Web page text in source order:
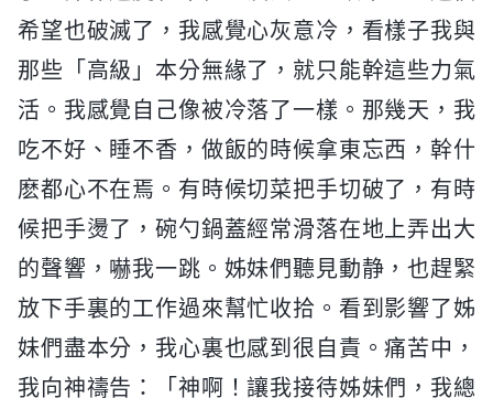
希望也破滅了，我感覺心灰意冷，看樣子我與
那些「高級」本分無緣了，就只能幹這些力氣
活。我感覺自己像被冷落了一樣。那幾天，我
吃不好、睡不香，做飯的時候拿東忘西，幹什
麽都心不在焉。有時候切菜把手切破了，有時
候把手燙了，碗勺鍋蓋經常滑落在地上弄出大
的聲響，嚇我一跳。姊妹們聽見動静，也趕緊
放下手裏的工作過來幫忙收拾。看到影響了姊
妹們盡本分，我心裏也感到很自責。痛苦中，
我向神禱告：「神啊！讓我接待姊妹們，我總